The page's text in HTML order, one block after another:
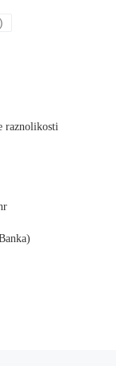
raznolikosti